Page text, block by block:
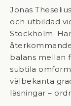
Jonas
och utbildad
Stockholm.
balans mellan
subtila
välbekanta
läsningar –